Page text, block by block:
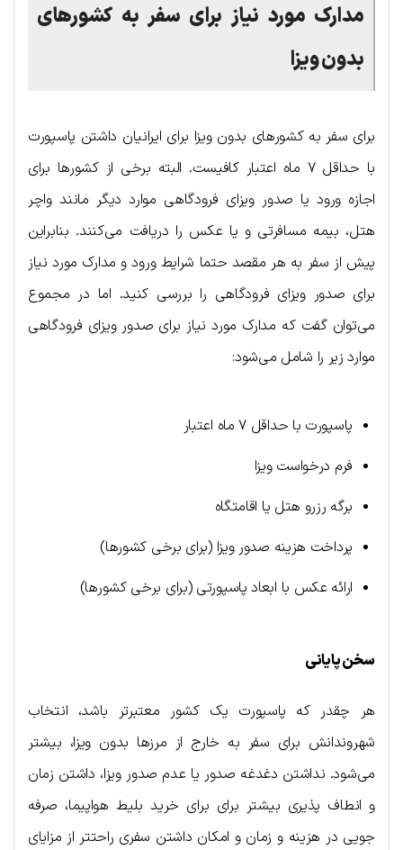
مدارک مورد نیاز برای سفر به کشورهای
بدون ویزا
برای سفر به کشورهای بدون ویزا برای ایرانیان داشتن پاسپورت
با حداقل ۷ ماه اعتبار کافیست. البته برخی از کشورها برای
اجازه ورود یا صدور ویزای فرودگاهی موارد دیگر مانند واچر
هتل، بیمه مسافرتی و یا عکس را دریافت می‌کنند. بنابراین
پیش از سفر به هر مقصد حتما شرایط ورود و مدارک مورد نیاز
برای صدور ویزای فرودگاهی را بررسی کنید. اما در مجموع
می‌توان گفت که مدارک مورد نیاز برای صدور ویزای فرودگاهی
موارد زیر را شامل می‌شود:
پاسپورت با حداقل ۷ ماه اعتبار
فرم درخواست ویزا
برگه رزرو هتل یا اقامتگاه
پرداخت هزینه صدور ویزا (برای برخی کشورها)
ارائه عکس با ابعاد پاسپورتی (برای برخی کشورها)
سخن پایانی
هر چقدر که پاسپورت یک کشور معتبرتر باشد، انتخاب
شهروندانش برای سفر به خارج از مرزها بدون ویزا، بیشتر
می‌شود. نداشتن دغدغه صدور یا عدم صدور ویزا، داشتن زمان
و انطاف پذیری بیشتر برای برای خرید بلیط هواپیما، صرفه
جویی در هزینه و زمان و امکان داشتن سفری راحتتر از مزایای